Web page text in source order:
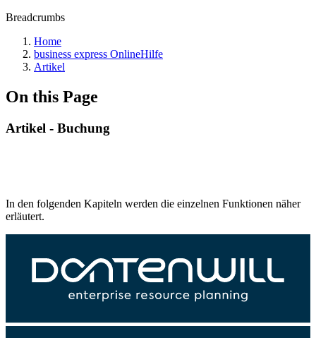
Breadcrumbs
Home
business express OnlineHilfe
Artikel
On this Page
Artikel - Buchung
In den folgenden Kapiteln werden die einzelnen Funktionen näher
erläutert.